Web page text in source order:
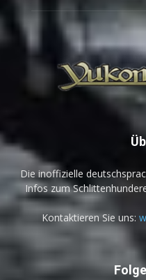
Die inoffizielle
Infos zum
Kontaktieren Sie uns: